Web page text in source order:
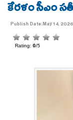
కేరళం సీఎం
Publish Date:May 14, 2026